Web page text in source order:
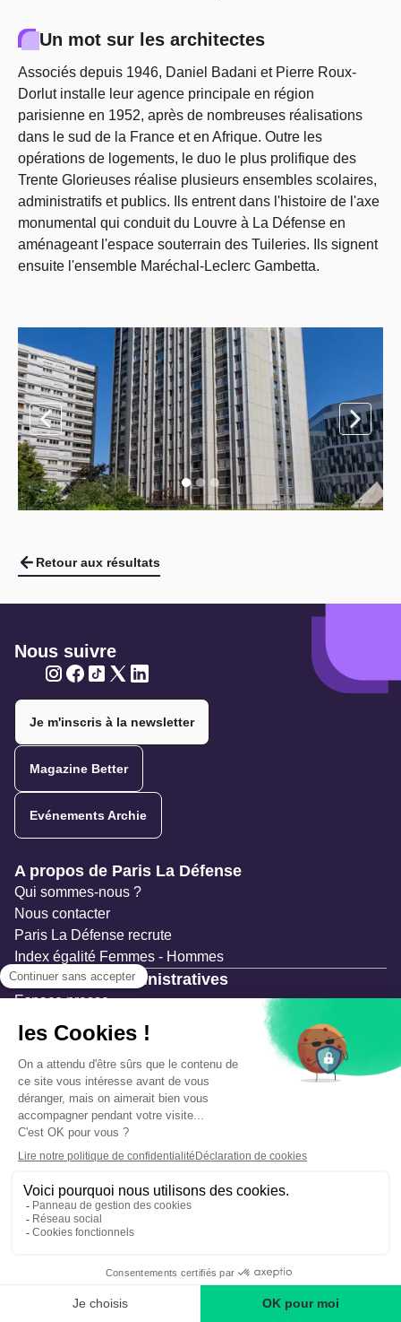
Un mot sur les architectes
Associés depuis 1946, Daniel Badani et Pierre Roux-
Dorlut installe leur agence principale en région
parisienne en 1952, après de nombreuses réalisations
dans le sud de la France et en Afrique. Outre les
opérations de logements, le duo le plus prolifique des
Trente Glorieuses réalise plusieurs ensembles scolaires,
administratifs et publics. Ils entrent dans l'histoire de l'axe
monumental qui conduit du Louvre à La Défense en
aménageant l'espace souterrain des Tuileries. Ils signent
ensuite l'ensemble Maréchal-Leclerc Gambetta.
Retour aux résultats
Nous suivre
Je m'inscris à la newsletter
Magazine Better
Evénements Archie
Navigation secondaire
A propos de Paris La Défense
Qui sommes-nous ?
Nous contacter
Paris La Défense recrute
Index égalité Femmes - Hommes
Ressources administratives
Espace presse
Documentation
Marchés publics
Appels à projets & avis d'attribution
Mesures de publicité
Concertations et enquêtes publiques
Précautions et sécurité
Plan de gestion des risques
Mentions légales
Données personnelles
Gestion des cookies